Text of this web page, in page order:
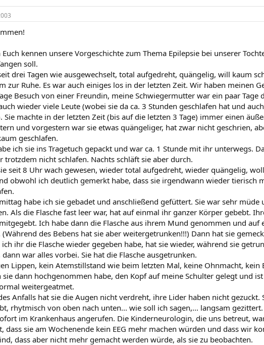
Euch kennen unsere Vorgeschichte zum Thema Epilepsie bei unserer
soll.
drei Tagen wie ausgewechselt, total aufgedreht, quängelig, will kaum
zur Ruhe. Es war auch einiges los in der letzten Zeit. Wir haben meinen
Besuch von einer Freundin, meine Schwiegermutter war ein paar Tage
wieder viele Leute (wobei sie da ca. 3 Stunden geschlafen hat und
Sie machte in der letzten Zeit (bis auf die letzten 3 Tage) immer einen
und vorgestern war sie etwas quängeliger, hat zwar nicht geschrien,
geschlafen.
ich sie ins Tragetuch gepackt und war ca. 1 Stunde mit ihr unterwegs.
trotzdem nicht schlafen. Nachts schläft sie aber durch.
seit 8 Uhr wach gewesen, wieder total aufgedreht, wieder quängelig,
obwohl ich deutlich gemerkt habe, dass sie irgendwann wieder tierisch
habe ich sie gebadet und anschließend gefüttert. Sie war sehr müde
Als die Flasche fast leer war, hat auf einmal ihr ganzer Körper gebebt.
Ich habe dann die Flasche aus ihrem Mund genommen und auf
des Bebens hat sie aber weitergetrunken!!!) Dann hat sie
ihr die Flasche wieder gegeben habe, hat sie wieder, während sie
dann war alles vorbei. Sie hat die Flasche ausgetrunken.
Lippen, kein Atemstillstand wie beim letzten Mal, keine Ohnmacht, kein
sie dann hochgenommen habe, den Kopf auf meine Schulter gelegt und
weitergeatmet.
Anfalls hat sie die Augen nicht verdreht, ihre Lider haben nicht
rhytmisch von oben nach unten... wie soll ich sagen,... langsam gezittert.
im Krankenhaus angerufen. Die Kinderneurologin, die uns betreut,
dass sie am Wochenende kein EEG mehr machen würden und dass wir
dass aber nicht mehr gemacht werden würde, als sie zu beobachten.